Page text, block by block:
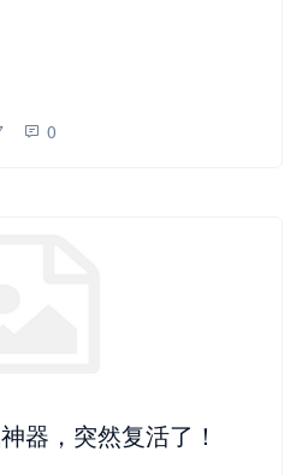
0
器，突然复活了！